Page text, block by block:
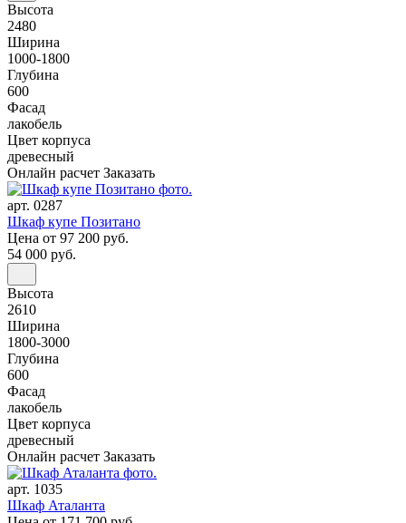
Высота
2480
Ширина
1000-1800
Глубина
600
Фасад
лакобель
Цвет корпуса
древесный
Онлайн расчет Заказать
арт. 0287
Шкаф купе Позитано
Цена от 97 200 руб.
54 000 руб.
Высота
2610
Ширина
1800-3000
Глубина
600
Фасад
лакобель
Цвет корпуса
древесный
Онлайн расчет Заказать
арт. 1035
Шкаф Аталанта